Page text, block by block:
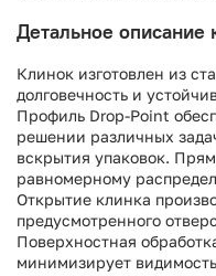
Детальное описание
Клинок изготовлен из
долговечность и
Профиль Drop-Point
решении различных
вскрытия упаковок.
равномерному
Открытие клинка
предусмотренного
Поверхностная
минимизирует